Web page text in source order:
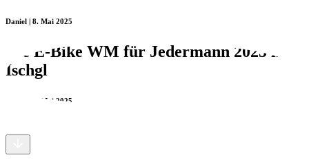
Daniel | 8. Mai 2025
Die E-Bike WM für Jedermann 2025 in
Ischgl
Daniel | 8. Mai 2025